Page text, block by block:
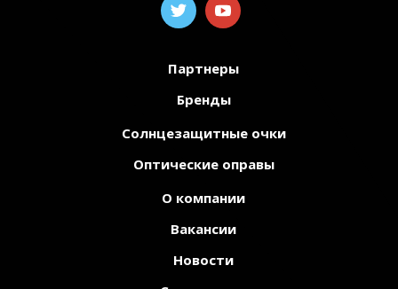
Партнеры
Бренды
Солнцезащитные очки
Оптические оправы
О компании
Вакансии
Новости